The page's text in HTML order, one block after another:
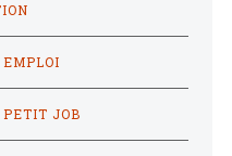
PETIT JOB